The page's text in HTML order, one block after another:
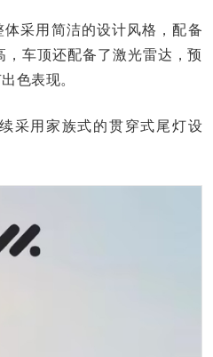
采用简洁的设计风格，配备
车顶还配备了激光雷达，预
色表现。
用家族式的贯穿式尾灯设